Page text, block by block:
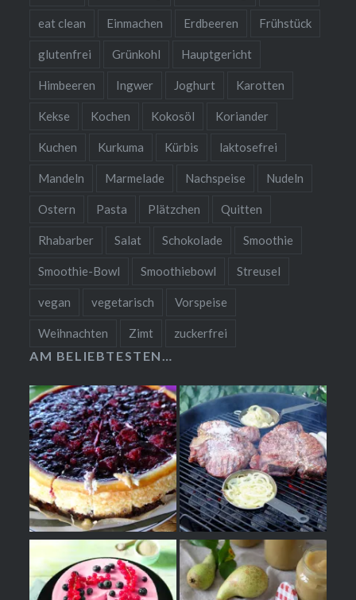
eat clean Einmachen Erdbeeren Frühstück
glutenfrei Grünkohl Hauptgericht
Himbeeren Ingwer Joghurt Karotten
Kekse Kochen Kokosöl Koriander
Kuchen Kurkuma Kürbis laktosefrei
Mandeln Marmelade Nachspeise Nudeln
Ostern Pasta Plätzchen Quitten
Rhabarber Salat Schokolade Smoothie
Smoothie-Bowl Smoothiebowl Streusel
vegan vegetarisch Vorspeise
Weihnachten Zimt zuckerfrei
AM BELIEBTESTEN…